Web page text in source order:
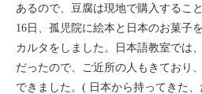
ハンガリー
ギリシャ
あるので、豆腐は現地で購入するこ
16日、孤児院に絵本と日本のお菓子
カルタをしました。日本語教室では
だったので、ご近所の人もきており
できました。( 日本から持ってきた